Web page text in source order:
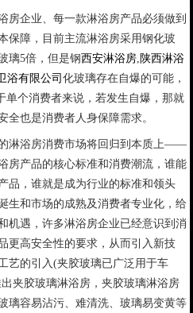
房企业、每一款淋浴房产品必须做到
保障，目前主流淋浴房采用钢化玻
璃5倍，但是钢西安淋浴房, 陕西淋浴
浴有限公司 化玻璃存在自爆的可能，
单个消费者来说，若发生自爆，那就
也是消费者人身保障需求。
淋浴房消费市场将回归到本质上——
房产品的核心标准和消费潮流，谁能
品，谁就是成为行业的标准和领头
生和市场的成熟及消费者专业化，给
机遇，许多淋浴房企业已经意识到消
更高安全性的要求，从而引入新技
艺的引入(夹胶玻璃已广泛用于车
夹胶玻璃淋浴房，夹胶玻璃淋浴房
璃容易沾污、难清洗、玻璃易变黄等